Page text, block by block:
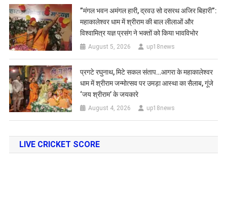
​”मंगल भवन अमंगल हारी, द्रवउ सो दसरथ अजिर बिहारी”:
महाकालेश्वर धाम में श्रीराम की बाल लीलाओं और
विश्वामित्र यज्ञ प्रसंग ने भक्तों को किया भावविभोर
August 5, 2026 up18news
प्रगटे रघुनाथ, मिटे सकल संताप…आगरा के महाकालेश्वर
धाम में श्रीराम जन्मोत्सव पर उमड़ा आस्था का सैलाब, गूंजे
‘जय श्रीराम’ के जयकारे
August 4, 2026 up18news
LIVE CRICKET SCORE